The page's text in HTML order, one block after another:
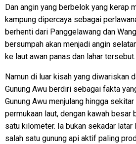
Dan angin yang berbelok yang kerap
kampung dipercaya sebagai
berhenti dari Panggelawang dan
bersumpah akan menjadi angin
ke laut awan panas dan lahar tersebut.
Namun di luar kisah yang diwariskan
Gunung Awu berdiri sebagai fakta
Gunung Awu menjulang hingga
permukaan laut, dengan kawah
satu kilometer. Ia bukan sekadar latar
salah satu gunung api aktif paling